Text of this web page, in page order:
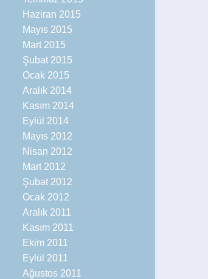
Haziran 2015
Mayıs 2015
Mart 2015
Şubat 2015
Ocak 2015
Aralık 2014
Kasım 2014
Eylül 2014
Mayıs 2012
Nisan 2012
Mart 2012
Şubat 2012
Ocak 2012
Aralık 2011
Kasım 2011
Ekim 2011
Eylül 2011
Ağustos 2011